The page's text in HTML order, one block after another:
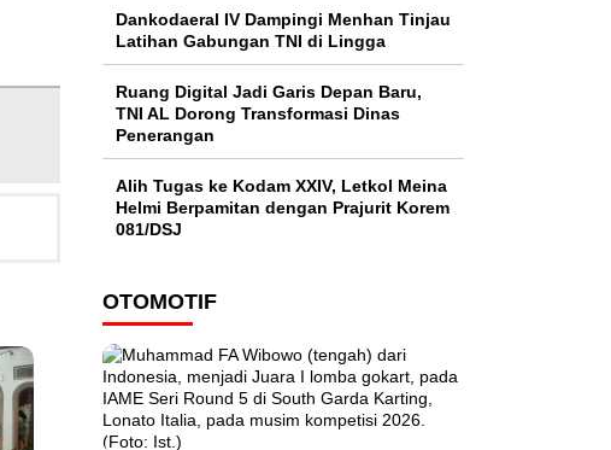
Dankodaeral IV Dampingi Menhan Tinjau
Latihan Gabungan TNI di Lingga
Ruang Digital Jadi Garis Depan Baru,
TNI AL Dorong Transformasi Dinas
Penerangan
Alih Tugas ke Kodam XXIV, Letkol Meina
Helmi Berpamitan dengan Prajurit Korem
081/DSJ
OTOMOTIF